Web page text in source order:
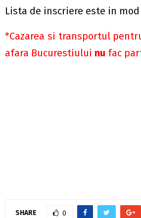
Lista de inscriere este in
*Cazarea si transportul
afara Bucurestiului nu fac
SHARE 0